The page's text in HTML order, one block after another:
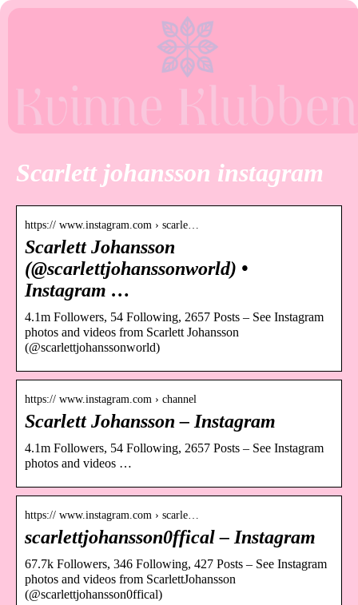
Scarlett johansson instagram
https:// www.instagram.com › scarle…
Scarlett Johansson
(@scarlettjohanssonworld) •
Instagram …
4.1m Followers, 54 Following, 2657 Posts – See Instagram
photos and videos from Scarlett Johansson
(@scarlettjohanssonworld)
https:// www.instagram.com › channel
Scarlett Johansson – Instagram
4.1m Followers, 54 Following, 2657 Posts – See Instagram
photos and videos …
https:// www.instagram.com › scarle…
scarlettjohansson0ffical – Instagram
67.7k Followers, 346 Following, 427 Posts – See Instagram
photos and videos from ScarlettJohansson
(@scarlettjohansson0ffical)